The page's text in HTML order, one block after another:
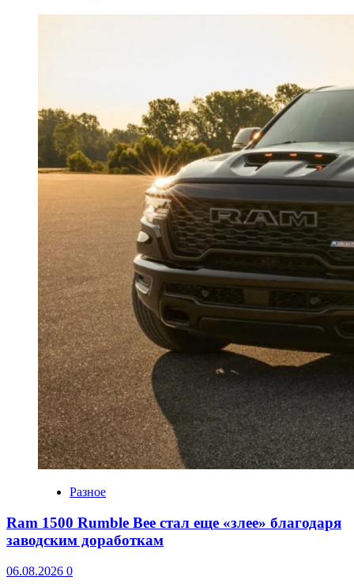
Разное
Ram 1500 Rumble Bee стал еще «злее» благодаря
заводским доработкам
06.08.2026 0